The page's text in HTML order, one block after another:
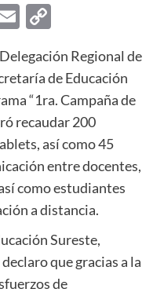
EmailCopy
Regional de
de Educación
“1ra. Campaña de
recaudar 200
así como 45
entre docentes,
como estudiantes
a distancia.
Sureste,
que gracias a la
de